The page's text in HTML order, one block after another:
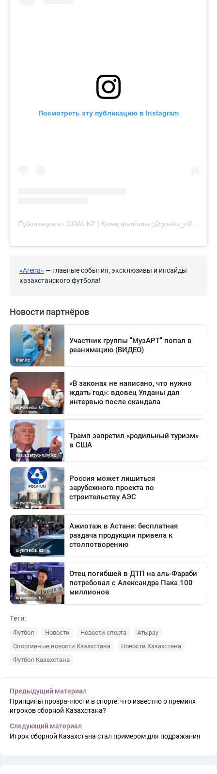
Посмотреть эту публикацию в Instagram
«Arena» — главные события, эксклюзивы и инсайды
казахстанского футбола!
Теги:
Футбол Новости Новости спорта
Атырау
Спортивные новости Казахстана
Новости Казахстана
Футбол Казахстана
Предыдущий материал
Принципы прозрачности в спорте: что известно о премиях
игроков сборной Казахстана?
Следующий материал
Игрок сборной Казахстана стал примером для подражания